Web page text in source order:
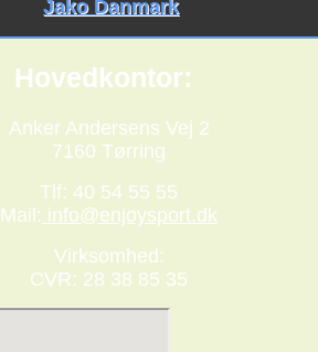
Jako Danmark
Hovedkontor:
Anker Andersens Vej 2
7160 Tørring
Tlf: 40 54 55 55
Mail: info@enjoysport.dk
Virksomhed:
CVR: 28 38 85 35